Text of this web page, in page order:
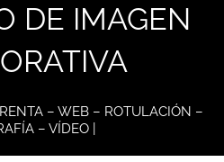
DE IMAGEN
– WEB – ROTULACIÓN –
– VÍDEO |